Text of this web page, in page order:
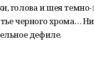
голова и шея темно-
черного хрома…
дефиле.